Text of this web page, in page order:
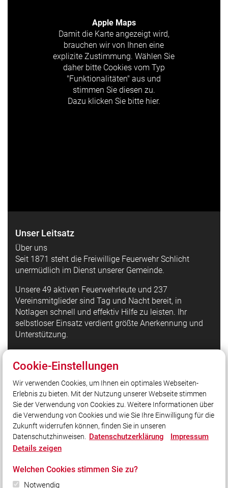
Apple Maps
Damit die Karte angezeigt wird,
brauchen wir von Ihnen eine
explizite Zustimmung. Wählen Sie
daher bitte Cookies vom Typ
"Funktionalitäten" aus und
stimmen Sie diesen zu.
Dazu klicken Sie bitte hier.
Unser Leitsatz
Über uns
Seit 1871 steht die Freiwillige Feuerwehr Schlicht
unermüdlich im Dienst unserer Gemeinde.
Unsere 49 aktiven Feuerwehrleute und 237
Vereinsmitglieder sind Tag und Nacht bereit, in
Notlagen schnell und effektiv Hilfe zu leisten. Ihr
selbstloser Einsatz verdient größte Anerkennung und
Unterstützung.
Quicklinks
LFV Bayern
Quicklink intern
@Feuerwehr_Schlicht_Instagram
Social Media
Bleiben Sie mit uns in Kontakt und vernetzen Sie sich
mit uns!
Cookie-Einstellungen
Wir verwenden Cookies, um Ihnen ein optimales Webseiten-
Erlebnis zu bieten. Mit der Nutzung unserer Webseite stimmen
Sie der Verwendung von Cookies zu. Weitere Informationen über
die Verwendung von Cookies und wie Sie Ihre Einwilligung für die
Zukunft widerrufen können, finden Sie in unseren
Datenschutzhinweisen. Datenschutzerklärung
Impressum
Details zeigen
Welchen Cookies stimmen Sie zu?
Notwendig